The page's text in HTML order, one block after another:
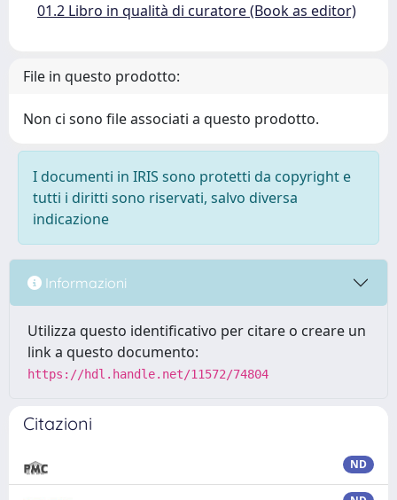
01.2 Libro in qualità di curatore (Book as editor)
File in questo prodotto:
Non ci sono file associati a questo prodotto.
I documenti in IRIS sono protetti da copyright e
tutti i diritti sono riservati, salvo diversa
indicazione
Informazioni
Utilizza questo identificativo per citare o creare un
link a questo documento:
https://hdl.handle.net/11572/74804
Citazioni
ND